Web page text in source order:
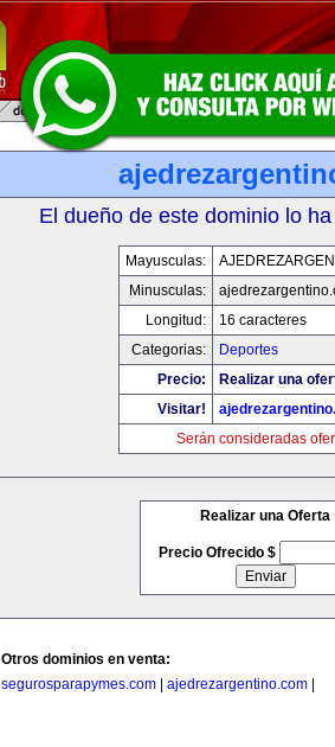
El dueño de este dominio lo
Mayusculas:
Minusculas:
Longitud:
16 caracteres
Categorias:
Deportes
Precio:
Realizar una
Visitar!
Serán consideradas
Realizar una Oferta
Precio Ofrecido $
Otros dominios en venta:
segurosparapymes.com
ajedrezargentino.com